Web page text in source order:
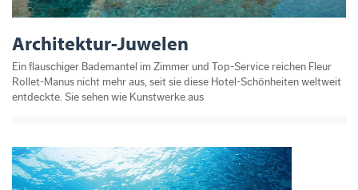
Architektur-Juwelen
Ein flauschiger Bademantel im Zimmer und Top-Service reichen Fleur
Rollet-Manus nicht mehr aus, seit sie diese Hotel-Schönheiten weltweit
entdeckte. Sie sehen wie Kunstwerke aus